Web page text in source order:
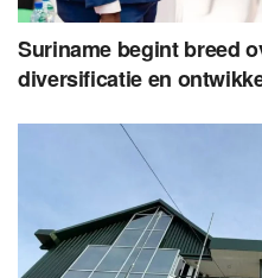
Suriname begint breed
diversificatie en